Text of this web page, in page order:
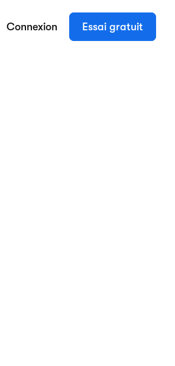
Connexion Essai gratuit